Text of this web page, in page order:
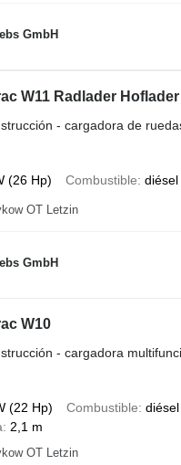
GmbH
W11 Radlader Hoflader
- cargadora de
(26 Hp) Combustible diésel
OT Letzin
GmbH
W10
- cargadora
(22 Hp) Combustible diésel
2,1 m
OT Letzin